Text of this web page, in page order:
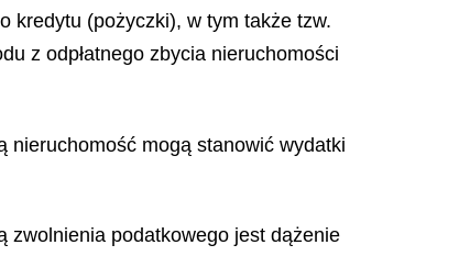
kredytu (pożyczki), w tym także tzw.
z odpłatnego zbycia nieruchomości
nieruchomość mogą stanowić wydatki
zwolnienia podatkowego jest dążenie